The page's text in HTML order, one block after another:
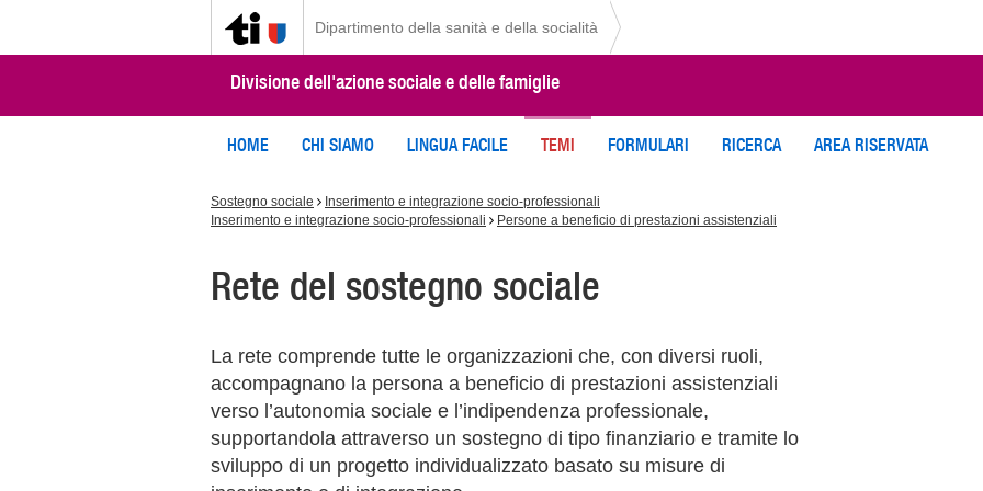
Dipartimento della sanità e della socialità
Divisione dell'azione sociale e delle famiglie
HOME CHI SIAMO LINGUA FACILE TEMI FORMULARI RICERCA AREA RISERVATA
Sostegno sociale
Inserimento e integrazione socio-professionali
Inserimento e integrazione socio-professionali
Persone a beneficio di prestazioni assistenziali
Rete del sostegno sociale
La rete comprende tutte le organizzazioni che, con diversi ruoli,
accompagnano la persona a beneficio di prestazioni assistenziali
verso l’autonomia sociale e l’indipendenza professionale,
supportandola attraverso un sostegno di tipo finanziario e tramite lo
sviluppo di un progetto individualizzato basato su misure di